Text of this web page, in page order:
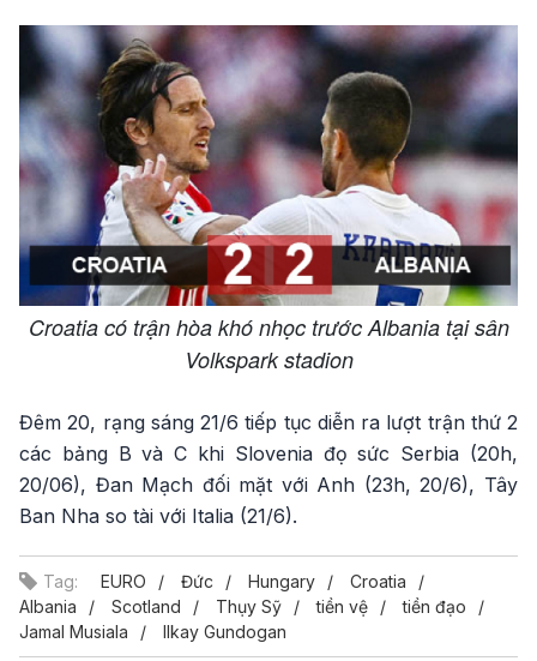
Croatia có trận hòa khó nhọc trước Albania tại sân
Volkspark stadion
Đêm 20, rạng sáng 21/6 tiếp tục diễn ra lượt trận thứ 2
các bảng B và C khi Slovenia đọ sức Serbia (20h,
20/06), Đan Mạch đối mặt với Anh (23h, 20/6), Tây
Ban Nha so tài với Italia (21/6).
Tag: EURO Đức Hungary
Croatia
Albania
Scotland Thụy Sỹ tiền vệ
tiền đạo
Jamal Musiala
Ilkay Gundogan